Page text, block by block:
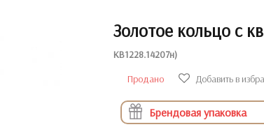
Золотое кольцо с
КВ1228.14207н)
Продано
Добавить в
Брендовая упаковка